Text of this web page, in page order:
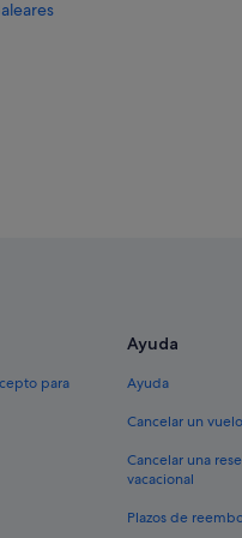
Mallorca
para
Ayuda
Ayuda
Cancelar un vuelo
Cancelar una
vacacional
Plazos de